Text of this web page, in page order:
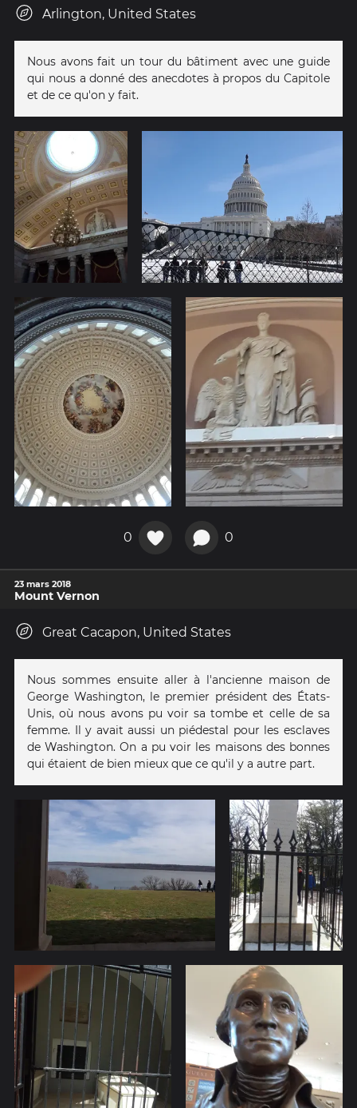
Arlington, United States
Nous avons fait un tour du bâtiment avec une guide
qui nous a donné des anecdotes à propos du Capitole
et de ce qu'on y fait.
0 0
23 mars 2018
Mount Vernon
Great Cacapon, United States
Nous sommes ensuite aller à l'ancienne maison de
George Washington, le premier président des États-
Unis, où nous avons pu voir sa tombe et celle de sa
femme. Il y avait aussi un piédestal pour les esclaves
de Washington. On a pu voir les maisons des bonnes
qui étaient de bien mieux que ce qu'il y a autre part.